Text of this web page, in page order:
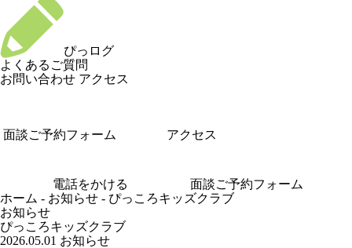
ぴっログ
よくあるご質問
お問い合わせ アクセス
面談ご予約フォーム アクセス
電話をかける
面談ご予約フォーム
ホーム - お知らせ - ぴっころキッズクラブ
お知らせ
ぴっころキッズクラブ
2026.05.01 お知らせ